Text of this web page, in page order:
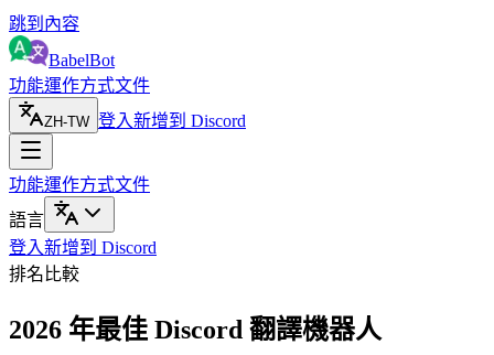
跳到內容
BabelBot
功能運作方式文件
ZH-TW 登入新增到 Discord
功能運作方式文件
語言
登入新增到 Discord
排名比較
2026 年最佳 Discord 翻譯機器人